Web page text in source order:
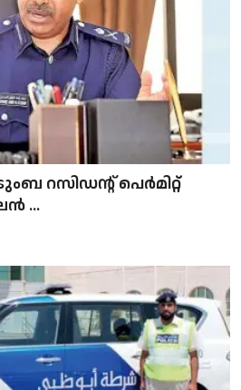
റസിഡന്റ് പെർമിറ്റ്
...